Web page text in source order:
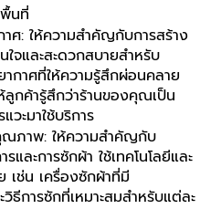
นที่
าศ: ให้ความสำคัญกับการสร้าง
ใจและสะดวกสบายสำหรับ
กาศที่ให้ความรู้สึกผ่อนคลาย
ลูกค้ารู้สึกว่าร้านของคุณเป็น
วะมาใช้บริการ
ณภาพ: ให้ความสำคัญกับ
และการซักผ้า ใช้เทคโนโลยีและ
ช่น เครื่องซักผ้าที่มี
ธีการซักที่เหมาะสมสำหรับแต่ละ